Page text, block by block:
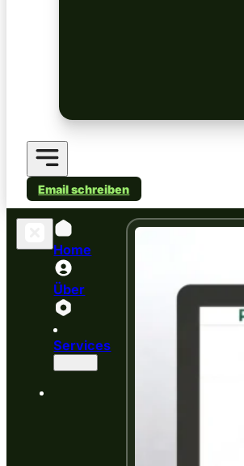
Email schreiben
Home
Über
Services